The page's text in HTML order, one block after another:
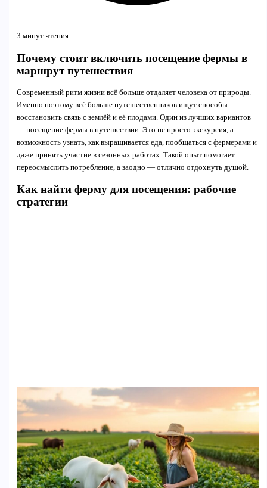
3 минут чтения
Почему стоит включить посещение фермы в
маршрут путешествия
Современный ритм жизни всё больше отдаляет человека от природы.
Именно поэтому всё больше путешественников ищут способы
восстановить связь с землёй и её плодами. Один из лучших вариантов
— посещение фермы в путешествии. Это не просто экскурсия, а
возможность узнать, как выращивается еда, пообщаться с фермерами и
даже принять участие в сезонных работах. Такой опыт помогает
переосмыслить потребление, а заодно — отлично отдохнуть душой.
Как найти ферму для посещения: рабочие
стратегии